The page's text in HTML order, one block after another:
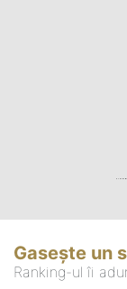
Gasește un
Ranking-ul îi